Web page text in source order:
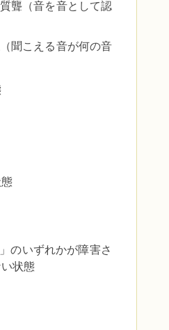
聾（音を音として認
聞こえる音が何の音
のいずれかが障害さ
状態